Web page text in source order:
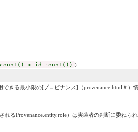
> id.count()) )
きる最小限の[プロビナンス]（provenance.html＃）
るProvenance.entity.role）は実装者の判断に委ねら